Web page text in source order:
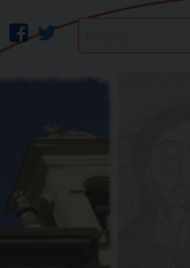
twitter
facebook